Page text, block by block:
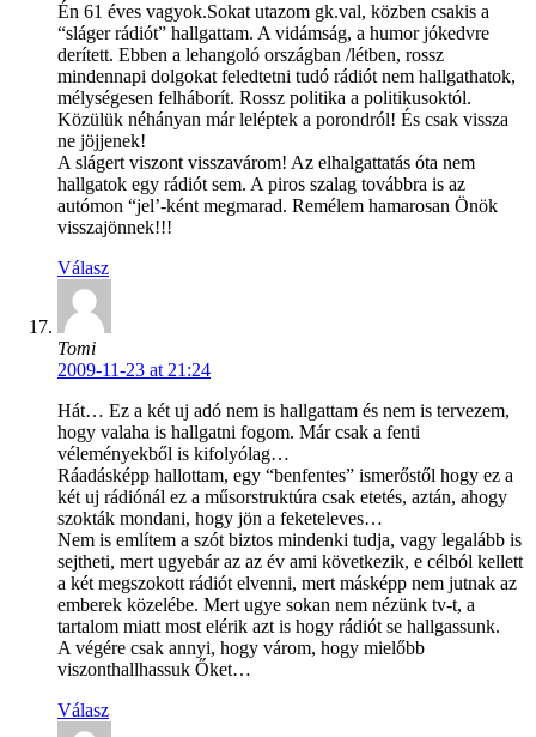
Én 61 éves vagyok.Sokat utazom gk.val, közben csakis a
“sláger rádiót” hallgattam. A vidámság, a humor jókedvre
derített. Ebben a lehangoló országban /létben, rossz
mindennapi dolgokat feledtetni tudó rádiót nem hallgathatok,
mélységesen felháborít. Rossz politika a politikusoktól.
Közülük néhányan már leléptek a porondról! És csak vissza
ne jöjjenek!
A slágert viszont visszavárom! Az elhalgattatás óta nem
hallgatok egy rádiót sem. A piros szalag továbbra is az
autómon “jel’-ként megmarad. Remélem hamarosan Önök
visszajönnek!!!
Válasz
Tomi
2009-11-23 at 21:24
Hát… Ez a két uj adó nem is hallgattam és nem is tervezem,
hogy valaha is hallgatni fogom. Már csak a fenti
véleményekből is kifolyólag…
Ráadásképp hallottam, egy “benfentes” ismerőstől hogy ez a
két uj rádiónál ez a műsorstruktúra csak etetés, aztán, ahogy
szokták mondani, hogy jön a feketeleves…
Nem is említem a szót biztos mindenki tudja, vagy legalább is
sejtheti, mert ugyebár az az év ami következik, e célból kellett
a két megszokott rádiót elvenni, mert másképp nem jutnak az
emberek közelébe. Mert ugye sokan nem nézünk tv-t, a
tartalom miatt most elérik azt is hogy rádiót se hallgassunk.
A végére csak annyi, hogy várom, hogy mielőbb
viszonthallhassuk Őket…
Válasz